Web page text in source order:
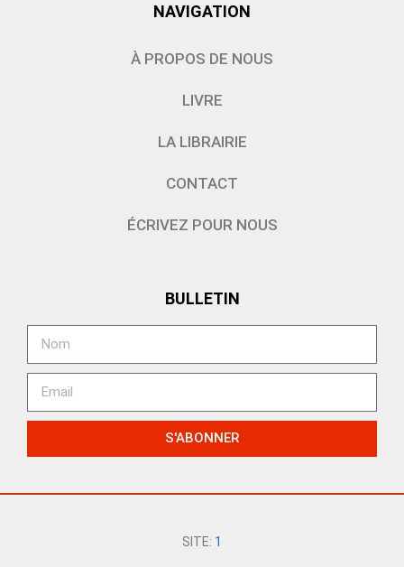
NAVIGATION
À PROPOS DE NOUS
LIVRE
LA LIBRAIRIE
CONTACT
ÉCRIVEZ POUR NOUS
BULLETIN
S'ABONNER
SITE: 1